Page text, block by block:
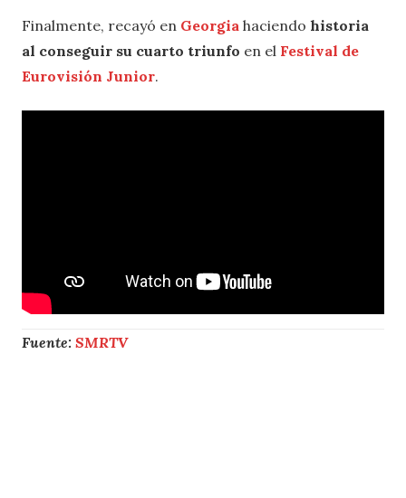
Finalmente, recayó en Georgia haciendo historia
al conseguir su cuarto triunfo en el Festival de
Eurovisión Junior.
Fuente: SMRTV